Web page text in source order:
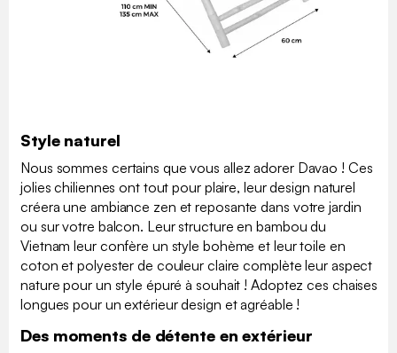
Style naturel
Nous sommes certains que vous allez adorer Davao ! Ces
jolies chiliennes ont tout pour plaire, leur design naturel
créera une ambiance zen et reposante dans votre jardin
ou sur votre balcon. Leur structure en bambou du
Vietnam leur confère un style bohème et leur toile en
coton et polyester de couleur claire complète leur aspect
nature pour un style épuré à souhait ! Adoptez ces chaises
longues pour un extérieur design et agréable !
Des moments de détente en extérieur